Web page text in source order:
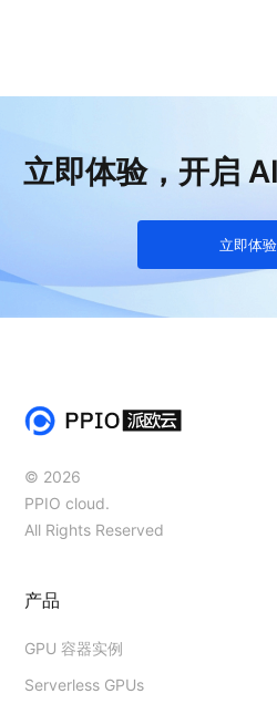
立即体验，开启
立即体验
© 2026
PPIO cloud.
All Rights Reserved
产品
GPU 容器实例
Serverless GPUs